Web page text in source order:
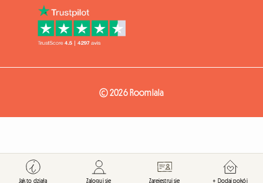
© 2026 Roomlala
Jak to działa Zaloguj się Zarejestruj się + Dodaj pokój